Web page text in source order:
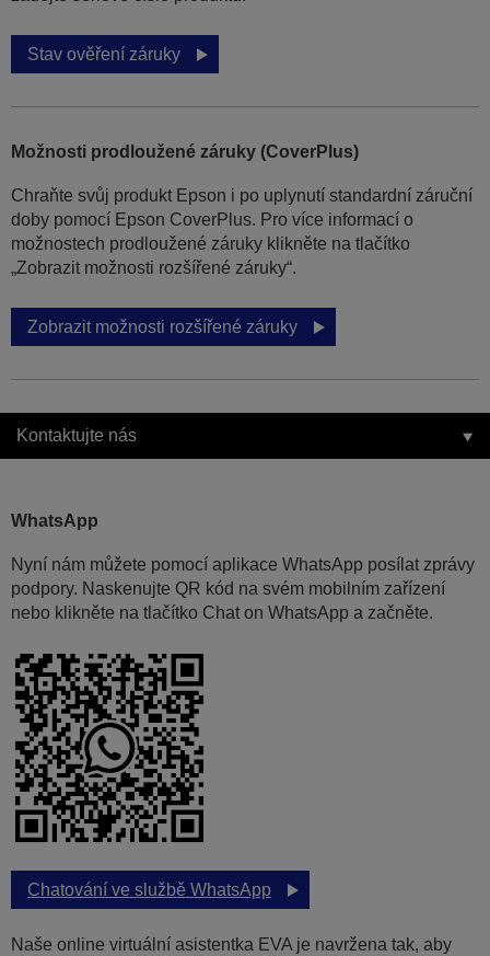
Stav ověření záruky
Možnosti prodloužené záruky (CoverPlus)
Chraňte svůj produkt Epson i po uplynutí standardní záruční
doby pomocí Epson CoverPlus. Pro více informací o
možnostech prodloužené záruky klikněte na tlačítko
„Zobrazit možnosti rozšířené záruky“.
Zobrazit možnosti rozšířené záruky
Kontaktujte nás
WhatsApp
Nyní nám můžete pomocí aplikace WhatsApp posílat zprávy
podpory. Naskenujte QR kód na svém mobilním zařízení
nebo klikněte na tlačítko Chat on WhatsApp a začněte.
Chatování ve službě WhatsApp
Naše online virtuální asistentka EVA je navržena tak, aby